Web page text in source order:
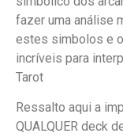
fazer uma análise
estes simbolos e
incríveis para
Tarot
Ressalto aqui a
QUALQUER deck